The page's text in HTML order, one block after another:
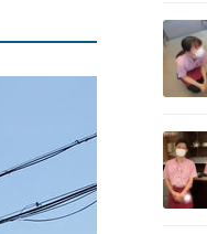
記事を読む